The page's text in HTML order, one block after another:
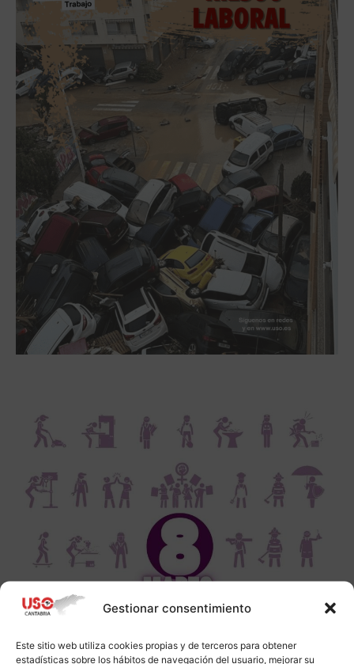
Gestionar consentimiento
Este sitio web utiliza cookies propias y de terceros para obtener
estadísticas sobre los hábitos de navegación del usuario, mejorar su